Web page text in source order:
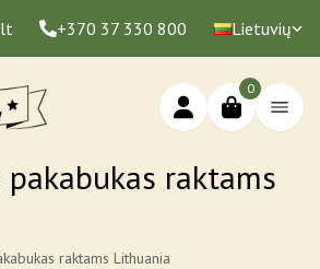
+370 37 330 800 Lietuvių
0
raktams
raktams Lithuania